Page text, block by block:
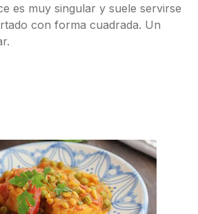
es muy singular y suele servirse
con forma cuadrada. Un